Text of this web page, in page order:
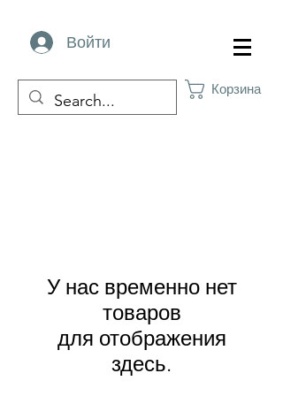
Войти
Корзина
У нас временно нет
товаров
для отображения
здесь.